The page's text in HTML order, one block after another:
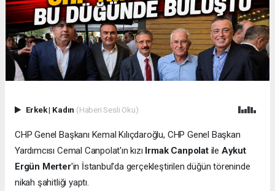
Erkek| Kadın (Haberi Sesli Oku)
CHP Genel Başkanı Kemal Kılıçdaroğlu, CHP Genel Başkan
Yardımcısı Cemal Canpolat'ın kızı Irmak Canpolatile Aykut
Ergün Merter'in İstanbul'da gerçekleştirilen düğün töreninde
nikah şahitliği yaptı.